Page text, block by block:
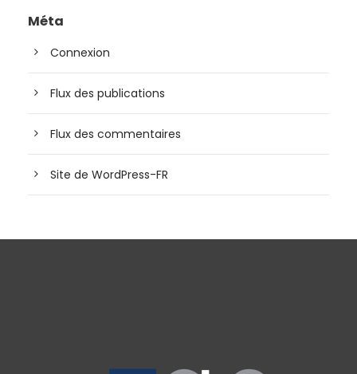
Méta
Connexion
Flux des publications
Flux des commentaires
Site de WordPress-FR